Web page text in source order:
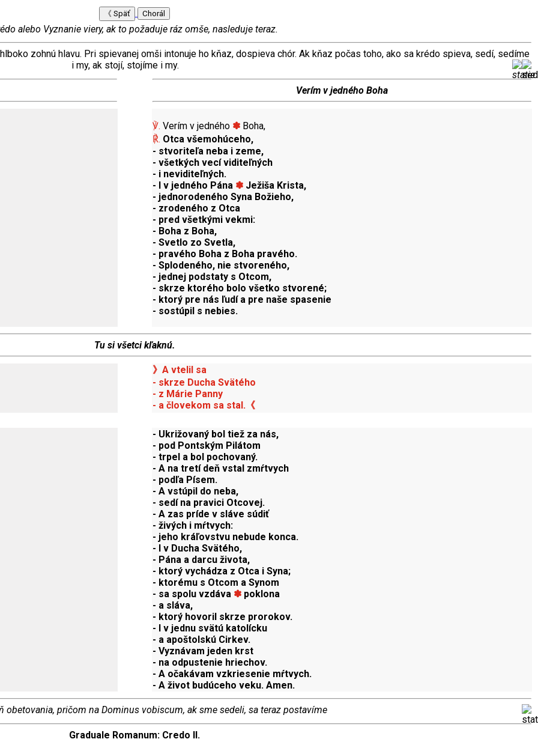
《 Späť Chorál
alebo Vyznanie viery, ak to požaduje ráz omše, nasleduje teraz.
zohnú hlavu. Pri spievanej omši intonuje ho kňaz, dospieva chór. Ak kňaz počas toho, ako sa krédo spieva, sedí, sedíme
i my, ak stojí, stojíme i my.
Verím v jedného Boha
℣. Verím v jedného ✽ Boha,
℟. Otca všemohúceho,
- stvoriteľa neba i zeme,
- všetkých vecí viditeľných
- i neviditeľných.
- I v jedného Pána ✽ Ježiša Krista,
- jednorodeného Syna Božieho,
- zrodeného z Otca
- pred všetkými vekmi:
- Boha z Boha,
- Svetlo zo Svetla,
- pravého Boha z Boha pravého.
- Splodeného, nie stvoreného,
- jednej podstaty s Otcom,
- skrze ktorého bolo všetko stvorené;
- ktorý pre nás ľudí a pre naše spasenie
- sostúpil s nebies.
Tu si všetci kľaknú.
》A vtelil sa
- skrze Ducha Svätého
- z Márie Panny
- a človekom sa stal.《
- Ukrižovaný bol tiež za nás,
- pod Pontským Pilátom
- trpel a bol pochovaný.
- A na tretí deň vstal zmŕtvych
- podľa Písem.
- A vstúpil do neba,
- sedí na pravici Otcovej.
- A zas príde v sláve súdiť
- živých i mŕtvych:
- jeho kráľovstvu nebude konca.
- I v Ducha Svätého,
- Pána a darcu života,
- ktorý vychádza z Otca i Syna;
- ktorému s Otcom a Synom
- sa spolu vzdáva ✽ poklona
- a sláva,
- ktorý hovoril skrze prorokov.
- I v jednu svätú katolícku
- a apoštolskú Cirkev.
- Vyznávam jeden krst
- na odpustenie hriechov.
- A očakávam vzkriesenie mŕtvych.
- A život budúceho veku. Amen.
obetovania, pričom na Dominus vobiscum, ak sme sedeli, sa teraz postavíme
Graduale Romanum: Credo II.